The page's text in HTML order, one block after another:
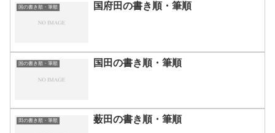
国の書き順・筆順 国府田の書き順・筆順
国の書き順・筆順 国田の書き順・筆順
田の書き順・筆順 薮田の書き順・筆順